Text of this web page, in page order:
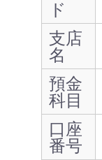
ド
支店
名
預金
科目
口座
番号